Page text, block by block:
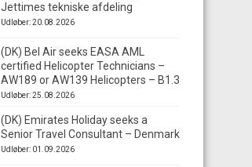
Jettimes tekniske afdeling
Udløber: 20.08.2026
(DK) Bel Air seeks EASA AML
certified Helicopter Technicians –
AW189 or AW139 Helicopters – B1.3
Udløber: 25.08.2026
(DK) Emirates Holiday seeks a
Senior Travel Consultant – Denmark
Udløber: 01.09.2026